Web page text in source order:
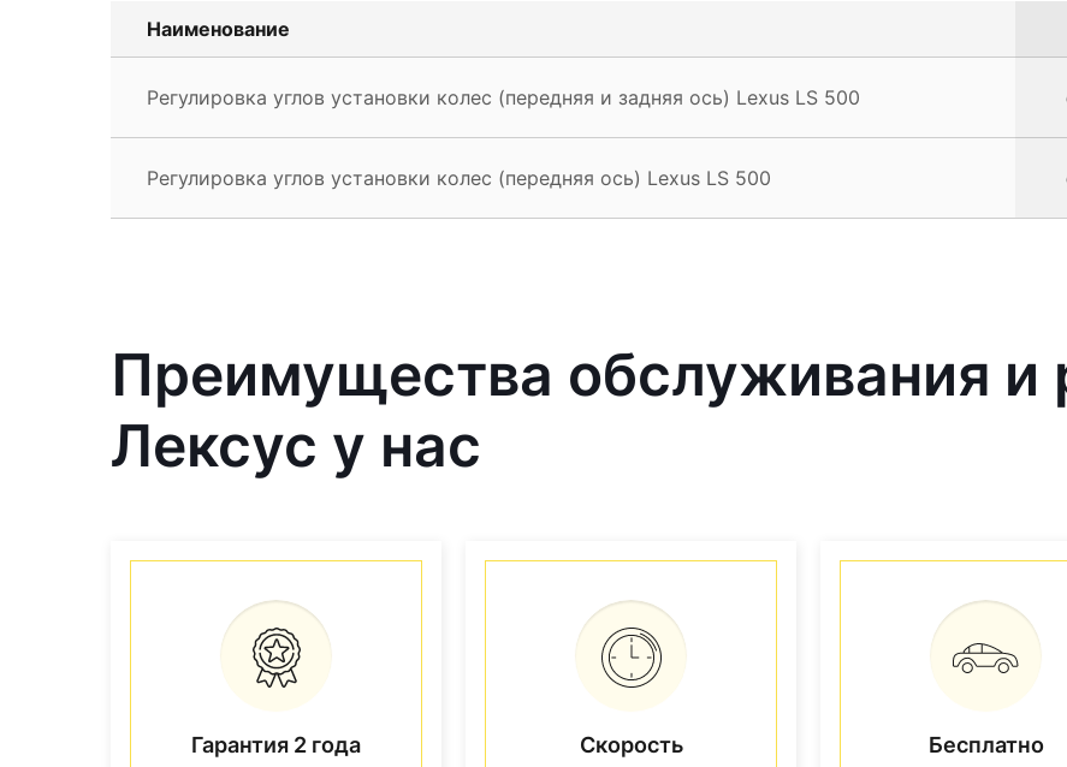
Наименование
Регулировка углов установки колес (передняя и задняя ось) Lexus LS 500
Регулировка углов установки колес (передняя ось) Lexus LS 500
Преимущества обслуживания и
Лексус у нас
Гарантия 2 года Скорость Бесплатно